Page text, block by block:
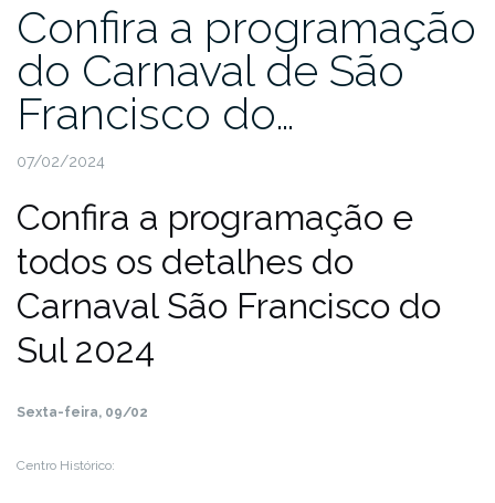
Confira a programação
do Carnaval de São
Francisco do…
07/02/2024
Confira a programação e
todos os detalhes do
Carnaval São Francisco do
Sul 2024
Sexta-feira, 09/02
Centro Histórico: